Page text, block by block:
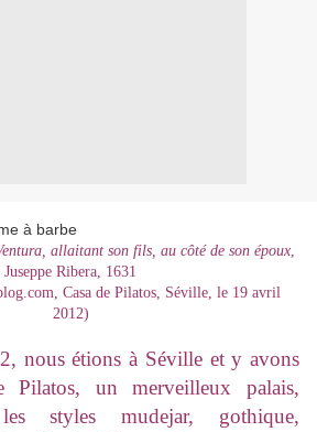
allaitant son fils, au côté de son époux,
Juseppe Ribera, 1631
Casa de Pilatos, Séville, le 19 avril
2012)
nous étions à Séville et y avons
Pilatos, un merveilleux palais,
styles mudejar, gothique,